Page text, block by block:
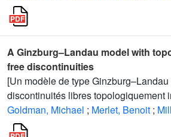
A Ginzburg–Landau model with
free discontinuities
[Un modèle de type
discontinuités libres topologiquement
Goldman, Michael ; Merlet, Benoit ;